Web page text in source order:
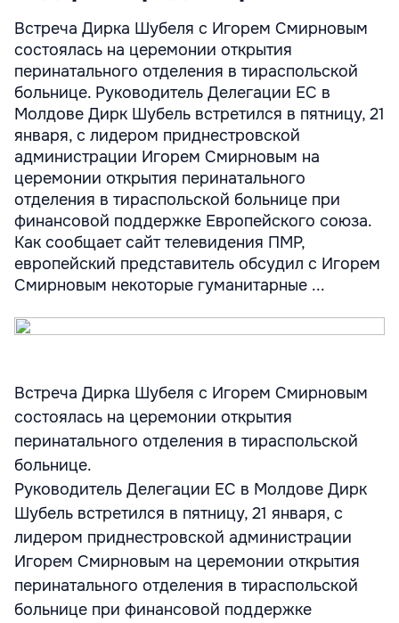
Встреча Дирка Шубеля с Игорем Смирновым
состоялась на церемонии открытия
перинатального отделения в тираспольской
больнице. Руководитель Делегации ЕС в
Молдове Дирк Шубель встретился в пятницу, 21
января, с лидером приднестровской
администрации Игорем Смирновым на
церемонии открытия перинатального
отделения в тираспольской больнице при
финансовой поддержке Европейского союза.
Как сообщает сайт телевидения ПМР,
европейский представитель обсудил с Игорем
Смирновым некоторые гуманитарные ...
Встреча Дирка Шубеля с Игорем Смирновым
состоялась на церемонии открытия
перинатального отделения в тираспольской
больнице.
Руководитель Делегации ЕС в Молдове Дирк
Шубель встретился в пятницу, 21 января, с
лидером приднестровской администрации
Игорем Смирновым на церемонии открытия
перинатального отделения в тираспольской
больнице при финансовой поддержке